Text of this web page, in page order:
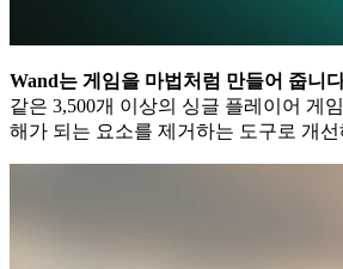
Wand는 게임을 마법처럼 만들어 줍니
같은 3,500개 이상의 싱글 플레이어 게
해가 되는 요소를 제거하는 도구로 개